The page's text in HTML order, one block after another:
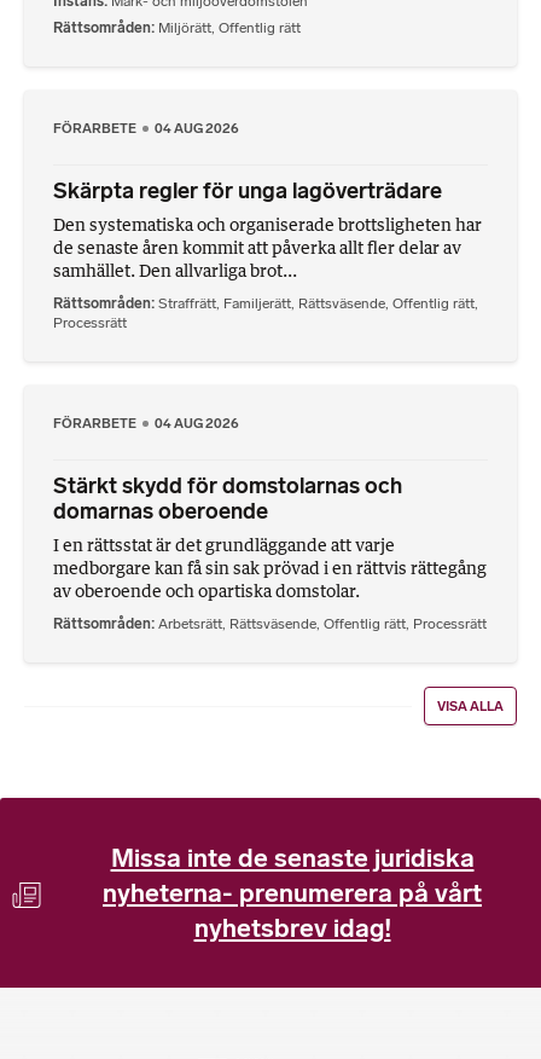
Rättsområden Miljörätt, Offentlig rätt
FÖRARBETE 04 AUG 2026
Skärpta regler för unga lagöverträdare
Den systematiska och organiserade brottsligheten har
de senaste åren kommit att påverka allt fler delar av
samhället. Den allvarliga brot...
Rättsområden Straffrätt, Familjerätt, Rättsväsende, Offentlig rätt,
Processrätt
FÖRARBETE 04 AUG 2026
Stärkt skydd för domstolarnas och
domarnas oberoende
I en rättsstat är det grundläggande att varje
medborgare kan få sin sak prövad i en rättvis rättegång
av oberoende och opartiska domstolar.
Rättsområden Arbetsrätt Rättsväsende Offentlig rätt Processrätt
VISA ALLA
Missa inte de senaste juridiska
nyheterna- prenumerera på vårt
nyhetsbrev idag!